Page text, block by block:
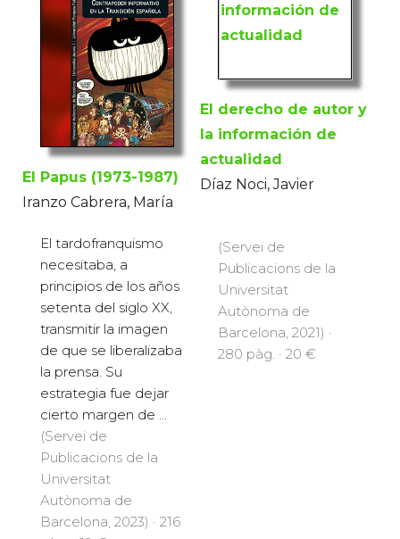
El Papus (1973-1987)
Iranzo Cabrera, María
El tardofranquismo
necesitaba, a
principios de los años
setenta del siglo XX,
transmitir la imagen
de que se liberalizaba
la prensa. Su
estrategia fue dejar
cierto margen de ...
(Servei de
Publicacions de la
Universitat
Autònoma de
Barcelona, 2023) · 216
El derecho de autor y
la información de
actualidad
Díaz Noci, Javier
(Servei de
Publicacions de la
Universitat
Autònoma de
Barcelona, 2021) ·
280 pàg. · 20 €